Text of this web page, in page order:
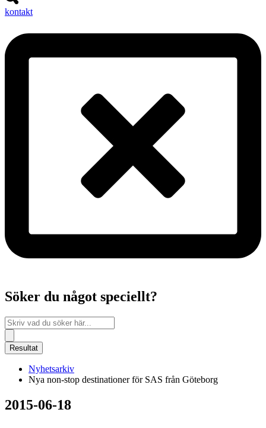
kontakt
Söker du något speciellt?
Search
...
Resultat
Nyhetsarkiv
Nya non-stop destinationer för SAS från Göteborg
2015-06-18